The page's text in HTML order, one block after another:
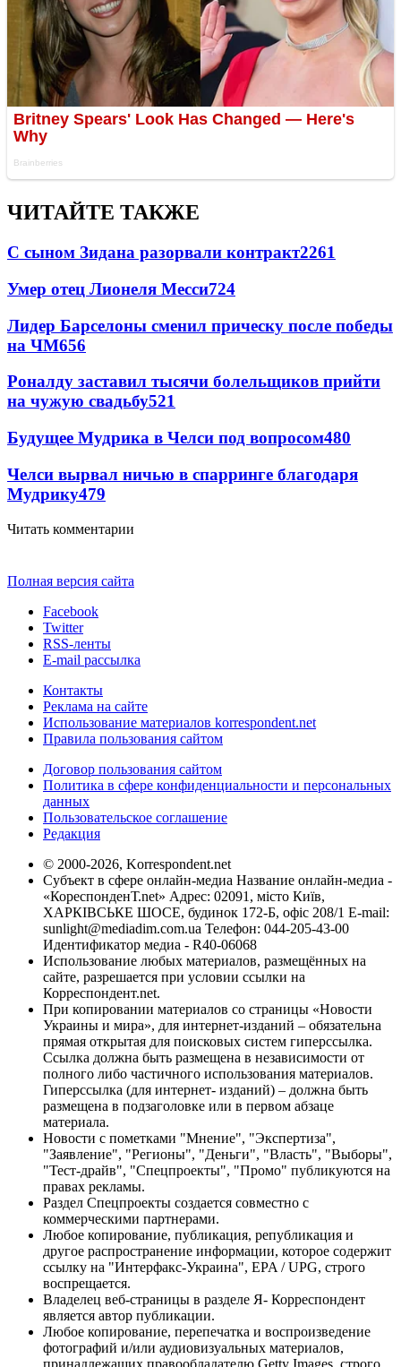
ЧИТАЙТЕ ТАКЖЕ
С сыном Зидана разорвали контракт2261
Умер отец Лионеля Месси724
Лидер Барселоны сменил прическу после победы
на ЧМ656
Роналду заставил тысячи болельщиков прийти
на чужую свадьбу521
Будущее Мудрика в Челси под вопросом480
Челси вырвал ничью в спарринге благодаря
Мудрику479
Читать комментарии
Полная версия сайта
Facebook
Twitter
RSS-ленты
E-mail рассылка
Контакты
Реклама на сайте
Использование материалов korrespondent.net
Правила пользования сайтом
Договор пользования сайтом
Политика в сфере конфиденциальности и персональных
данных
Пользовательское соглашение
Редакция
© 2000-2026, Korrespondent.net
Субъект в сфере онлайн-медиа Название онлайн-медиа -
«КореспонденТ.net» Адрес: 02091, місто Київ,
ХАРКІВСЬКЕ ШОСЕ, будинок 172-Б, офіс 208/1 E-mail:
sunlight@mediadim.com.ua Телефон: 044-205-43-00
Идентификатор медиа - R40-06068
Использование любых материалов, размещённых на
сайте, разрешается при условии ссылки на
Корреспондент.net.
При копировании материалов со страницы «Новости
Украины и мира», для интернет-изданий – обязательна
прямая открытая для поисковых систем гиперссылка.
Ссылка должна быть размещена в независимости от
полного либо частичного использования материалов.
Гиперссылка (для интернет- изданий) – должна быть
размещена в подзаголовке или в первом абзаце
материала.
Новости с пометками "Мнение", "Экспертиза",
"Заявление", "Регионы", "Деньги", "Власть", "Выборы",
"Тест-драйв", "Спецпроекты", "Промо" публикуются на
правах рекламы.
Раздел Спецпроекты создается совместно с
коммерческими партнерами.
Любое копирование, публикация, републикация и
другое распространение информации, которое содержит
ссылку на "Интерфакс-Украина", EPA / UPG, строго
воспрещается.
Владелец веб-страницы в разделе Я- Корреспондент
является автор публикации.
Любое копирование, перепечатка и воспроизведение
фотографий и/или аудиовизуальных материалов,
принадлежащих правообладателю Getty Images, строго